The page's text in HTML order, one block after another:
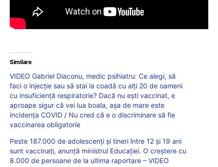
Similare
VIDEO Gabriel Diaconu, medic psihiatru: Ce alegi, să
faci o injecție sau să stai la coadă cu alți 20 de oameni
cu insuficiență respiratorie? Dacă nu ești vaccinat, e
aproape sigur că vei lua boala, așa de mare este
incidența COVID / Nu cred că e o discriminare să fie
vaccinarea obligatorie
Peste 187.000 de adolescenți și tineri între 12 și 19 ani
sunt vaccinați, anunță ministrul Educației. O creștere cu
8.000 de persoane de la ultima raportare – VIDEO